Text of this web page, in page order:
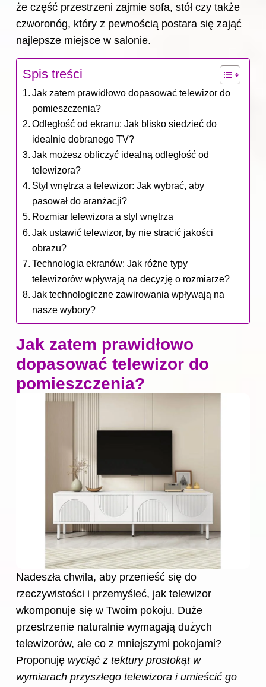
że część przestrzeni zajmie sofa, stół czy także
czworonóg, który z pewnością postara się zająć
najlepsze miejsce w salonie.
Spis treści
Jak zatem prawidłowo dopasować telewizor do
pomieszczenia?
Odległość od ekranu: Jak blisko siedzieć do
idealnie dobranego TV?
Jak możesz obliczyć idealną odległość od
telewizora?
Styl wnętrza a telewizor: Jak wybrać, aby
pasował do aranżacji?
Rozmiar telewizora a styl wnętrza
Jak ustawić telewizor, by nie stracić jakości
obrazu?
Technologia ekranów: Jak różne typy
telewizorów wpływają na decyzję o rozmiarze?
Jak technologiczne zawirowania wpływają na
nasze wybory?
Jak zatem prawidłowo
dopasować telewizor do
pomieszczenia?
Nadeszła chwila, aby przenieść się do
rzeczywistości i przemyśleć, jak telewizor
wkomponuje się w Twoim pokoju. Duże
przestrzenie naturalnie wymagają dużych
telewizorów, ale co z mniejszymi pokojami?
Proponuję wyciąć z tektury prostokąt w
wymiarach przyszłego telewizora i umieścić go